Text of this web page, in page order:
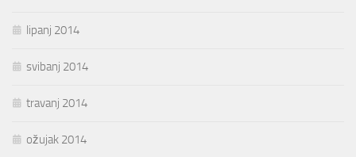
lipanj 2014
svibanj 2014
travanj 2014
ožujak 2014